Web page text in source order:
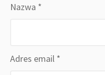
Nazwa *
Adres email *